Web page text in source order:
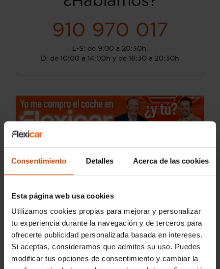
Consentimiento Detalles Acerca de las cookies
Esta página web usa cookies
Utilizamos cookies propias para mejorar y personalizar
tu experiencia durante la navegación y de terceros para
ofrecerte publicidad personalizada basada en intereses.
Si aceptas, consideramos que admites su uso. Puedes
modificar tus opciones de consentimiento y cambiar la
910 970 017
L-S: de 9:00 a 20:30h.
D: de 10:00 a 14:00h y de 16:30 a 20:30h